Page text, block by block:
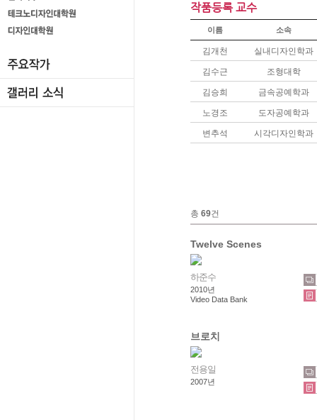
작품등록 교수
이름 소속
김개천 실내디자인학과
김수근 조형대학
김승희 금속공예학과
노경조 도자공예학과
변추석 시각디자인학과
총 69건
Twelve Scenes
하준수
2010년
Video Data Bank
브로치
전용일
2007년